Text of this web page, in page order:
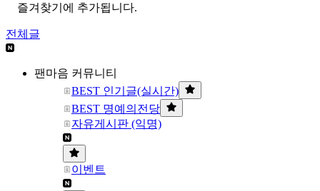
즐겨찾기에 추가됩니다.
전체글
팬마음 커뮤니티
BEST 인기글(실시간)
BEST 명예의전당
자유게시판 (익명)
이벤트